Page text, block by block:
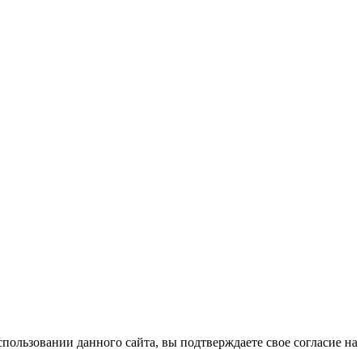
данного сайта, вы подтверждаете свое согласие на